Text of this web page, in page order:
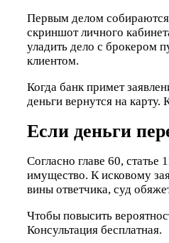
Первым делом собираются
скриншот личного
уладить дело с брокером
клиентом.
Когда банк примет
деньги вернутся на
Если деньги
Согласно главе 60,
имущество. К исковому
вины ответчика, суд
Чтобы повысить
Консультация бесплатная.